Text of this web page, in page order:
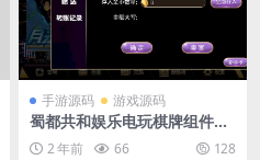
手游源码 游戏源码
蜀都共和娱乐电玩棋牌组件
+加解密工具
2 年前 66 128